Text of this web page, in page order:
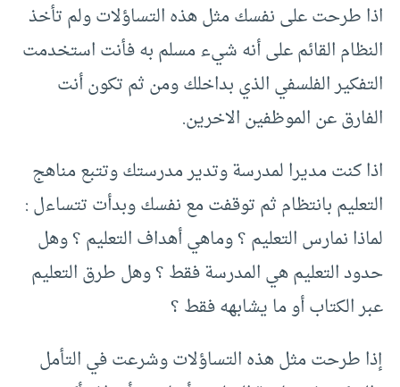
اذا طرحت على نفسك مثل هذه التساؤلات ولم تأخذ
النظام القائم على أنه شيء مسلم به فأنت استخدمت
التفكير الفلسفي الذي بداخلك ومن ثم تكون أنت
الفارق عن الموظفين الاخرين.
اذا كنت مديرا لمدرسة وتدير مدرستك وتتبع مناهج
التعليم بانتظام ثم توقفت مع نفسك وبدأت تتساءل :
لماذا نمارس التعليم ؟ وماهي أهداف التعليم ؟ وهل
حدود التعليم هي المدرسة فقط ؟ وهل طرق التعليم
عبر الكتاب أو ما يشابهه فقط ؟
إذا طرحت مثل هذه التساؤلات وشرعت في التأمل